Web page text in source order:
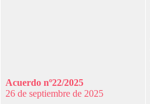
Acuerdo nº22/2025
26 de septiembre de 2025